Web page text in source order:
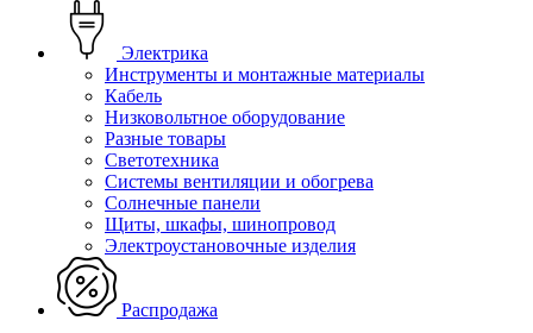
Электрика
Инструменты и монтажные материалы
Кабель
Низковольтное оборудование
Разные товары
Светотехника
Системы вентиляции и обогрева
Солнечные панели
Щиты, шкафы, шинопровод
Электроустановочные изделия
Распродажа